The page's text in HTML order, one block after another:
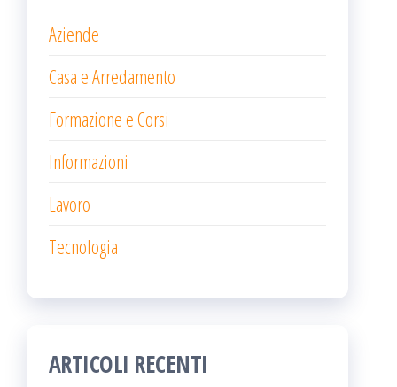
Aziende
Casa e Arredamento
Formazione e Corsi
Informazioni
Lavoro
Tecnologia
ARTICOLI RECENTI